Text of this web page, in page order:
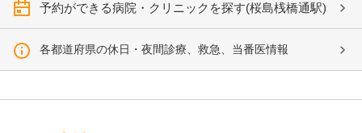
予約ができる病院・クリニックを探す(桜島桟橋通駅)
各都道府県の休日・夜間診療、救急、当番医情報